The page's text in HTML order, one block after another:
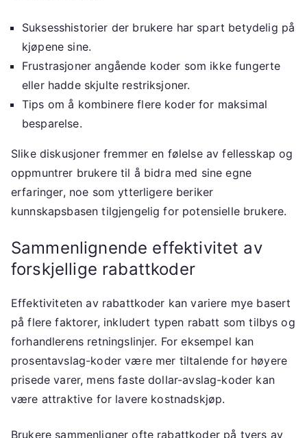
Suksesshistorier der brukere har spart betydelig på
kjøpene sine.
Frustrasjoner angående koder som ikke fungerte
eller hadde skjulte restriksjoner.
Tips om å kombinere flere koder for maksimal
besparelse.
Slike diskusjoner fremmer en følelse av fellesskap og
oppmuntrer brukere til å bidra med sine egne
erfaringer, noe som ytterligere beriker
kunnskapsbasen tilgjengelig for potensielle brukere.
Sammenlignende effektivitet av
forskjellige rabattkoder
Effektiviteten av rabattkoder kan variere mye basert
på flere faktorer, inkludert typen rabatt som tilbys og
forhandlerens retningslinjer. For eksempel kan
prosentavslag-koder være mer tiltalende for høyere
prisede varer, mens faste dollar-avslag-koder kan
være attraktive for lavere kostnadskjøp.
Brukere sammenligner ofte rabattkoder på tvers av